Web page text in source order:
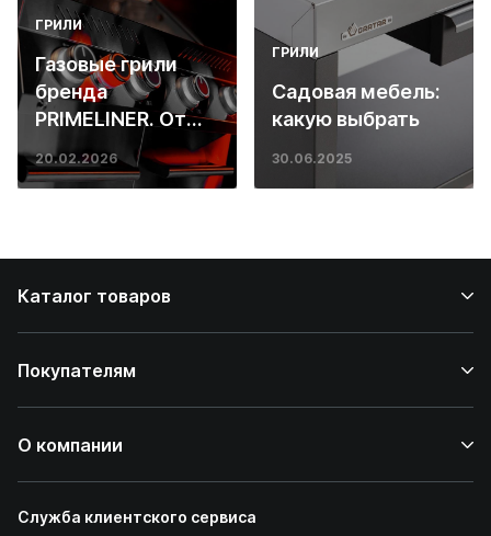
ГРИЛИ
Газовые грили
бренда
PRIMELINER. От
основ инженерии
до ресторанных
20.02.2026
ГРИЛИ
Садовая мебель:
какую выбрать
30.06.2025
Каталог товаров
Покупателям
О компании
Служба клиентского сервиса